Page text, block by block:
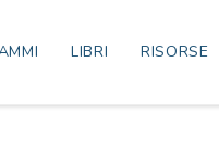
LIBRI RISORSE